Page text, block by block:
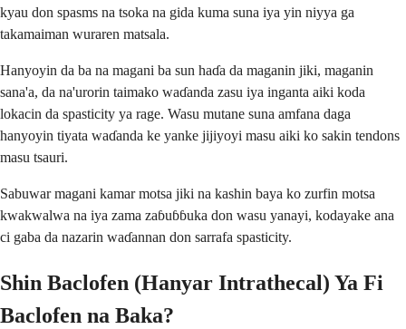
kyau don spasms na tsoka na gida kuma suna iya yin niyya ga
takamaiman wuraren matsala.
Hanyoyin da ba na magani ba sun haɗa da maganin jiki, maganin
sana'a, da na'urorin taimako waɗanda zasu iya inganta aiki koda
lokacin da spasticity ya rage. Wasu mutane suna amfana daga
hanyoyin tiyata waɗanda ke yanke jijiyoyi masu aiki ko sakin tendons
masu tsauri.
Sabuwar magani kamar motsa jiki na kashin baya ko zurfin motsa
kwakwalwa na iya zama zaɓuɓɓuka don wasu yanayi, kodayake ana
ci gaba da nazarin waɗannan don sarrafa spasticity.
Shin Baclofen (Hanyar Intrathecal) Ya Fi
Baclofen na Baka?